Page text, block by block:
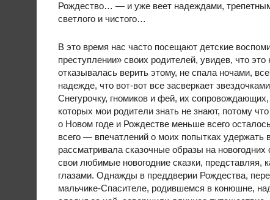
Рождество… — и уже веет надеждами,
светлого и чистого…
В это время нас часто посещают детские
преступлении» своих родителей, увидев, что
отказывалась верить этому, не спала ночами,
надежде, что вот-вот все засверкает
Снегурочку, гномиков и фей, их
которых мои родители знать не знают, потому
о Новом годе и Рождестве меньше всего
всего — впечатлений о моих попытках
рассматривала сказочные образы на
свои любимые новогодние сказки, представляя,
глазами. Однажды в преддверии Рождества,
мальчике-Спасителе, родившемся в конюшне,